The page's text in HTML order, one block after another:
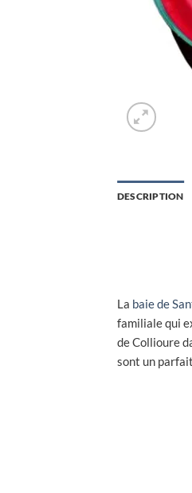
DESCRIPTION
La baie de
familiale qui
de Collioure
sont un